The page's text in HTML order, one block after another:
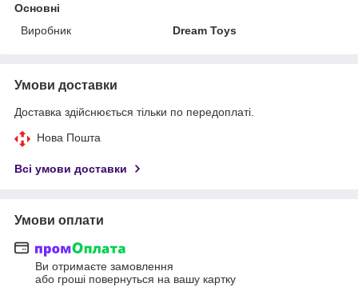
Основні
Виробник
Dream Toys
Умови доставки
Доставка здійснюється тільки по передоплаті.
Нова Пошта
Всі умови доставки
Умови оплати
Ви отримаєте замовлення
або гроші повернуться на вашу картку